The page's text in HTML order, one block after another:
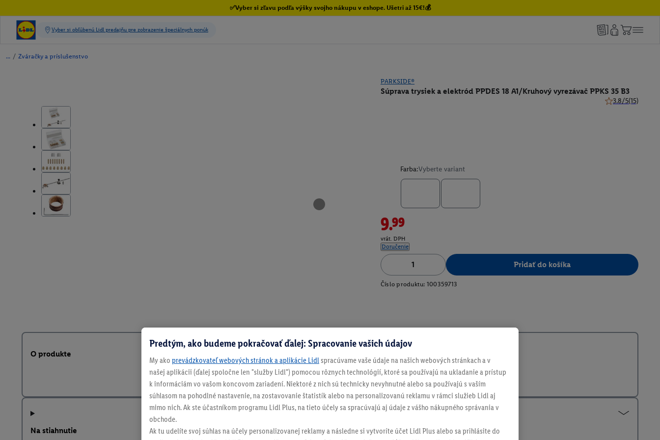
✅Vyber si zľavu podľa výšky svojho nákupu v eshope. Ušetri až 15€!💰
/ Zváračky a príslušenstvo
PARKSIDE®
Súprava trysiek a elektród PPDES 18 A1/Kruhový vyrezávač PPKS 35 B3
3.8/5(15)
Farba:Vyberte variant
9.99
vrát. DPH
Doručenie
Pridať do košíka
Číslo produktu: 100359713
O produkte
Na stiahnutie
Predtým, ako budeme pokračovať ďalej: Spracovanie vašich údajov
My ako prevádzkovateľ webových stránok a aplikácie Lidl spracúvame vaše údaje na našich webových stránkach a v
našej aplikácii (ďalej spoločne len "služby Lidl") pomocou rôznych technológií, ktoré sa používajú na ukladanie a prístup
k informáciám vo vašom koncovom zariadení. Niektoré z nich sú technicky nevyhnutné alebo sa používajú s vaším
súhlasom na pohodlné nastavenie, na zostavovanie štatistík alebo na personalizovanú reklamu v rámci služieb Lidl aj
mimo nich. Ak ste účastníkom programu Lidl Plus, na tieto účely sa spracúvajú aj údaje z vášho nákupného správania v
obchode.
Ak tu udelíte svoj súhlas na účely personalizovanej reklamy a následne si vytvoríte účet Lidl Plus alebo sa prihlásite do